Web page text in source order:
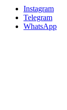
Instagram
Telegram
WhatsApp